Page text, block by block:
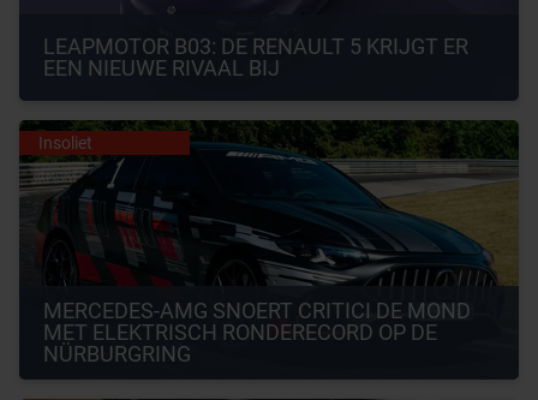
LEAPMOTOR B03: DE RENAULT 5 KRIJGT ER
EEN NIEUWE RIVAAL BIJ
Insoliet
MERCEDES-AMG SNOERT CRITICI DE MOND
MET ELEKTRISCH RONDERECORD OP DE
NÜRBURGRING